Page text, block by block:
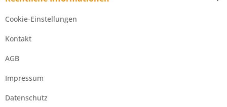
Cookie-Einstellungen
Kontakt
AGB
Impressum
Datenschutz